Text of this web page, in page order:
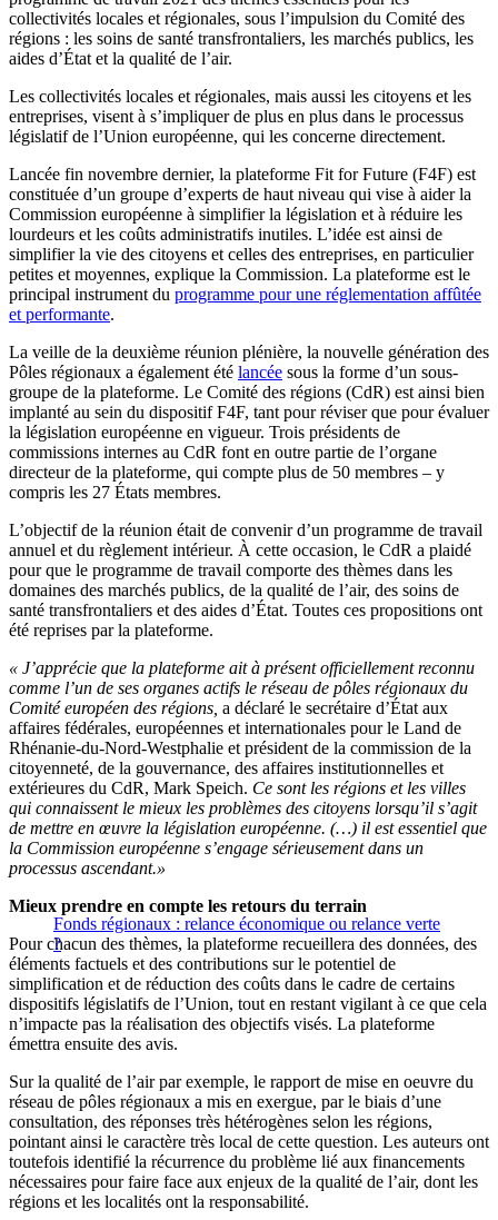
collectivités locales et régionales, sous l’impulsion du Comité des
régions : les soins de santé transfrontaliers, les marchés publics, les
aides d’État et la qualité de l’air.
Les collectivités locales et régionales, mais aussi les citoyens et les
entreprises, visent à s’impliquer de plus en plus dans le processus
législatif de l’Union européenne, qui les concerne directement.
Lancée fin novembre dernier, la plateforme Fit for Future (F4F) est
constituée d’un groupe d’experts de haut niveau qui vise à aider la
Commission européenne à simplifier la législation et à réduire les
lourdeurs et les coûts administratifs inutiles. L’idée est ainsi de
simplifier la vie des citoyens et celles des entreprises, en particulier
petites et moyennes, explique la Commission. La plateforme est le
principal instrument du programme pour une réglementation affûtée
et performante.
La veille de la deuxième réunion plénière, la nouvelle génération des
Pôles régionaux a également été lancée sous la forme d’un sous-
groupe de la plateforme. Le Comité des régions (CdR) est ainsi bien
implanté au sein du dispositif F4F, tant pour réviser que pour évaluer
la législation européenne en vigueur. Trois présidents de
commissions internes au CdR font en outre partie de l’organe
directeur de la plateforme, qui compte plus de 50 membres – y
compris les 27 États membres.
L’objectif de la réunion était de convenir d’un programme de travail
annuel et du règlement intérieur. À cette occasion, le CdR a plaidé
pour que le programme de travail comporte des thèmes dans les
domaines des marchés publics, de la qualité de l’air, des soins de
santé transfrontaliers et des aides d’État. Toutes ces propositions ont
été reprises par la plateforme.
« J’apprécie que la plateforme ait à présent officiellement reconnu
comme l’un de ses organes actifs le réseau de pôles régionaux du
Comité européen des régions, a déclaré le secrétaire d’État aux
affaires fédérales, européennes et internationales pour le Land de
Rhénanie-du-Nord-Westphalie et président de la commission de la
citoyenneté, de la gouvernance, des affaires institutionnelles et
extérieures du CdR, Mark Speich. Ce sont les régions et les villes
qui connaissent le mieux les problèmes des citoyens lorsqu’il s’agit
de mettre en œuvre la législation européenne. (…) il est essentiel que
la Commission européenne s’engage sérieusement dans un
processus ascendant.»
Fonds régionaux : relance économique ou relance verte
?
Mieux prendre en compte les retours du terrain
Pour chacun des thèmes, la plateforme recueillera des données, des
éléments factuels et des contributions sur le potentiel de
simplification et de réduction des coûts dans le cadre de certains
dispositifs législatifs de l’Union, tout en restant vigilant à ce que cela
n’impacte pas la réalisation des objectifs visés. La plateforme
émettra ensuite des avis.
Sur la qualité de l’air par exemple, le rapport de mise en oeuvre du
réseau de pôles régionaux a mis en exergue, par le biais d’une
consultation, des réponses très hétérogènes selon les régions,
pointant ainsi le caractère très local de cette question. Les auteurs ont
toutefois identifié la récurrence du problème lié aux financements
nécessaires pour faire face aux enjeux de la qualité de l’air, dont les
régions et les localités ont la responsabilité.